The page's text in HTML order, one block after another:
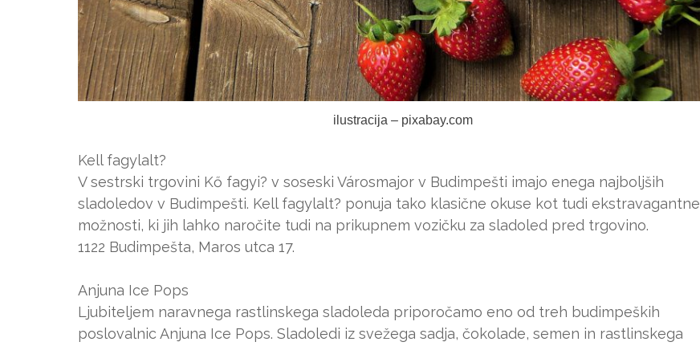
ilustracija – pixabay.com
Kell fagylalt?
V sestrski trgovini Kő fagyi? v soseski Városmajor v Budimpešti imajo enega najboljših
sladoledov v Budimpešti. Kell fagylalt? ponuja tako klasične okuse kot tudi ekstravagantne
možnosti, ki jih lahko naročite tudi na prikupnem vozičku za sladoled pred trgovino.
1122 Budimpešta, Maros utca 17.
Anjuna Ice Pops
Ljubiteljem naravnega rastlinskega sladoleda priporočamo eno od treh budimpeških
poslovalnic Anjuna Ice Pops. Sladoledi iz svežega sadja, čokolade, semen in rastlinskega